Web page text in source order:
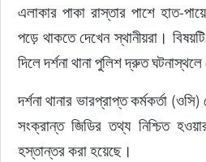
এলাকার পাকা রাস্তার পাশে হাত-
পড়ে থাকতে দেখেন স্থানীয়রা।
দিলে দর্শনা থানা পুলিশ দ্রুত
দর্শনা থানার ভারপ্রাপ্ত কর্মকর্তা
সংক্রান্ত জিডির তথ্য নিশ্চিত
হস্তান্তর করা হয়েছে।